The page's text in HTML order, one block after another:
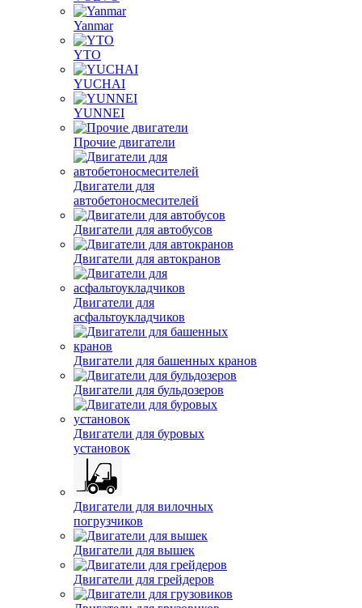
YTO
YUCHAI
YUNNEI
Прочие двигатели
Двигатели для
автобетоносмесителей
Двигатели для автобусов
Двигатели для автокранов
Двигатели для
асфальтоукладчиков
Двигатели для башенных кранов
Двигатели для бульдозеров
Двигатели для буровых
установок
Двигатели для вилочных
погрузчиков
Двигатели для вышек
Двигатели для грейдеров
Двигатели для грузовиков